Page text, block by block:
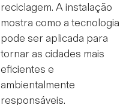
reciclagem. A instalação
mostra como a tecnologia
pode ser aplicada para
tornar as cidades mais
eficientes e
ambientalmente
responsáveis.